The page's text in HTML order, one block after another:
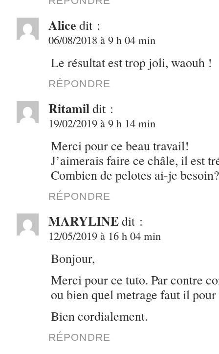
Alice dit :
06/08/2018 à 9 h 04 min
Le résultat est trop joli, waouh !
RÉPONDRE
Ritamildit :
19/02/2019 à 9 h 14 min
Merci pour ce beau travail!
J’aimerais faire ce châle, il est
Combien de pelotes ai-je besoin?
RÉPONDRE
MARYLINEdit :
12/05/2019 à 16 h 04 min
Bonjour,
Merci pour ce tuto. Par contre
ou bien quel metrage faut il
Bien cordialement.
RÉPONDRE